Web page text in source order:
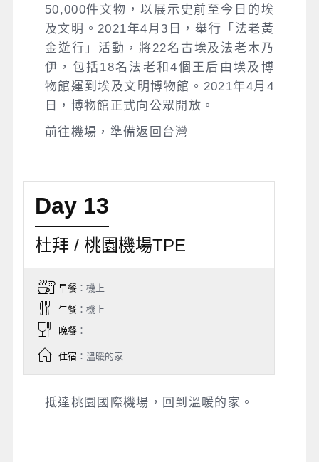
50,000件文物，以展示史前至今日的埃
及文明。2021年4月3日，舉行「法老黃
金遊行」活動，將22名古埃及法老木乃
伊，包括18名法老和4個王后由埃及博
物館運到埃及文明博物館。2021年4月4
日，博物館正式向公眾開放。
前往機場，準備返回台灣
Day 13
杜拜 / 桃園機場TPE
早餐：機上
午餐：機上
晚餐：
住宿：溫暖的家
抵達桃園國際機場，回到溫暖的家。